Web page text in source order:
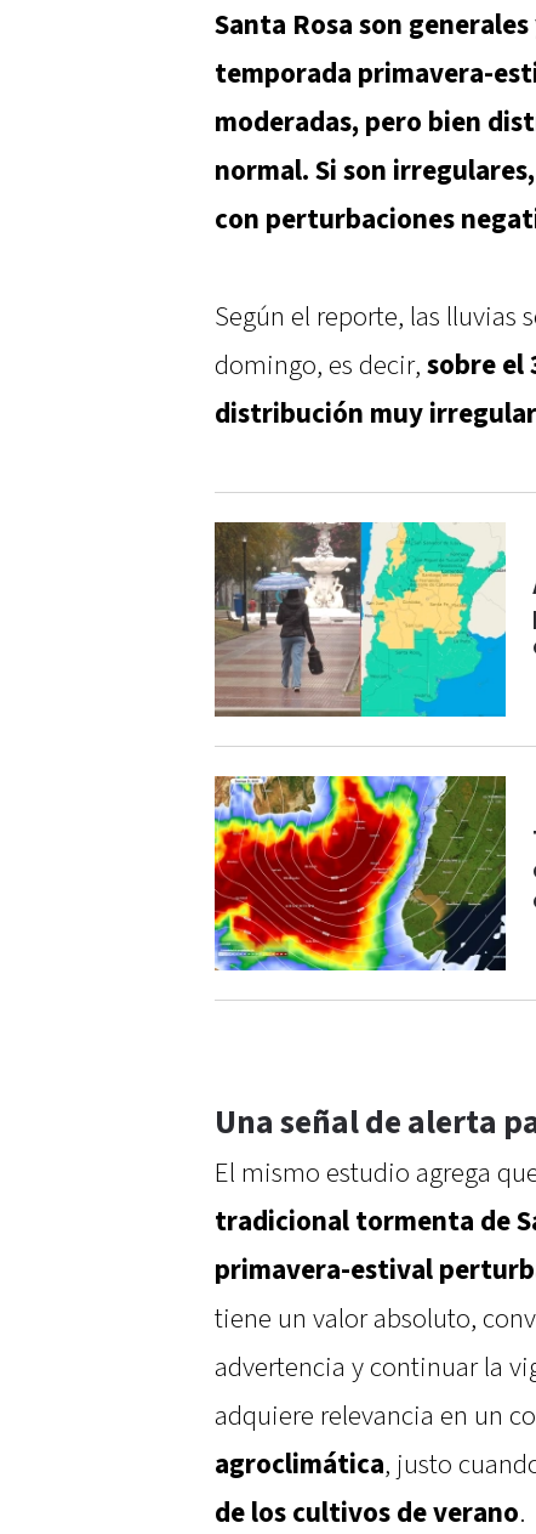
Santa Rosa son
temporada primavera-
moderadas, pero bien
normal. Si son
con perturbaciones
Según el reporte, las lluvias
domingo, es decir, sobre el
distribución muy irregular
Una señal de alerta
El mismo estudio agrega
tradicional tormenta de
primavera-estival
tiene un valor absoluto,
advertencia y continuar la
adquiere relevancia en un
agroclimática, justo
de los cultivos de verano.